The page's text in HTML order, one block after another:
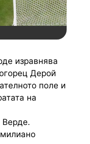
изравнява
Дерой
поле и
на
Верде.